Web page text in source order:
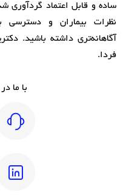
ساده و قابل اعتماد گردآوری
نظرات بیماران و دسترسی
آگاهانه‌تری داشته باشید.
فردا.
با ما